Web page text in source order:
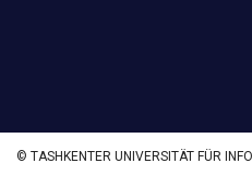
© TASHKENTER UNIVERSITÄT FÜR